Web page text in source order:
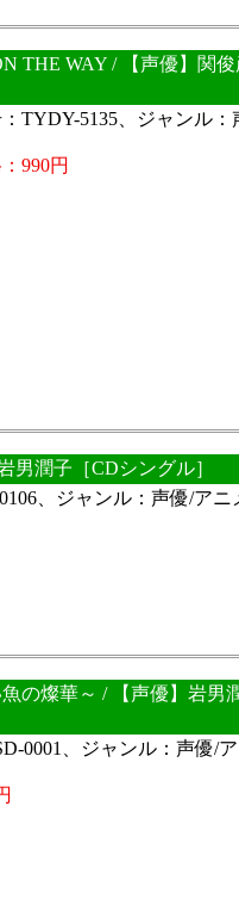
THE WAY / 【声優】関
TYDY-5135、ジャンル
990円
男潤子［CDシングル］
、ジャンル：声優/アニ
の燦華～ / 【声優】岩男
0001、ジャンル：声優/